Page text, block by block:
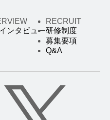
ンタビュー
RECRUIT
研修制度
募集要項
Q&A